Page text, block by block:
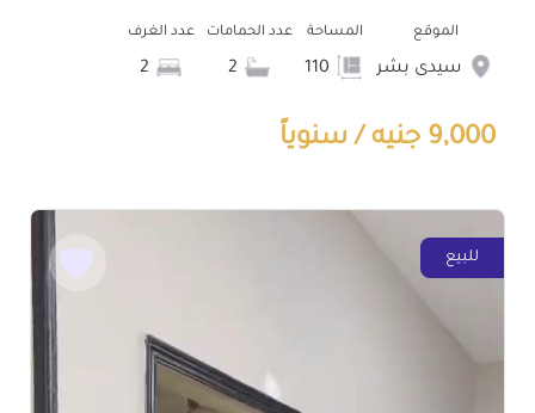
الموقع
سيدى بشر
المساحة عدد الحمامات عدد الغرف
9,000 جنيه / سنوياً
للبيع